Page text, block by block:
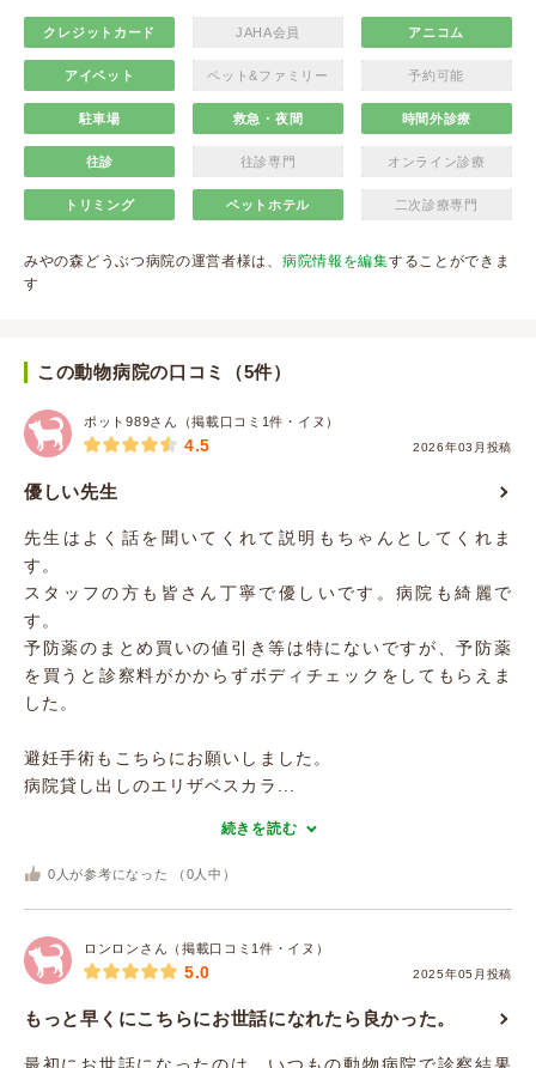
クレジットカード JAHA会員 アニコム
アイペット ペット&ファミリー 予約可能
駐車場 救急・夜間 時間外診療
往診 往診専門 オンライン診療
トリミング ペットホテル 二次診療専門
みやの森どうぶつ病院の運営者様は、 病院情報を編集することができま
す
この動物病院の口コミ（5件）
ポット989さん（掲載口コミ1件・イヌ）
2026年03月投稿
4.5
優しい先生
先生はよく話を聞いてくれて説明もちゃんとしてくれま
す。
スタッフの方も皆さん丁寧で優しいです。病院も綺麗で
す。
予防薬のまとめ買いの値引き等は特にないですが、予防薬
を買うと診察料がかからずボディチェックをしてもらえま
した。
避妊手術もこちらにお願いしました。
病院貸し出しのエリザベスカラ...
続きを読む
0 人が参考になった （ 0 人中）
ロンロンさん（掲載口コミ1件・イヌ）
2025年05月投稿
5.0
もっと早くにこちらにお世話になれたら良かった。